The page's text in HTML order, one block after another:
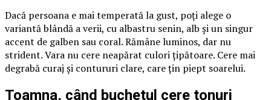
Dacă persoana e mai temperată la gust, poți alege o
variantă blândă a verii, cu albastru senin, alb și un singur
accent de galben sau coral. Rămâne luminos, dar nu
strident. Vara nu cere neapărat culori țipătoare. Cere mai
degrabă curaj și contururi clare, care țin piept soarelui.
Toamna, când buchetul cere tonuri